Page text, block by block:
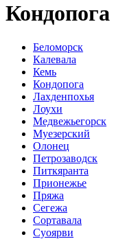
Кондопога
Беломорск
Калевала
Кемь
Кондопога
Лахденпохья
Лоухи
Медвежьегорск
Муезерский
Олонец
Петрозаводск
Питкяранта
Прионежье
Пряжа
Сегежа
Сортавала
Суоярви